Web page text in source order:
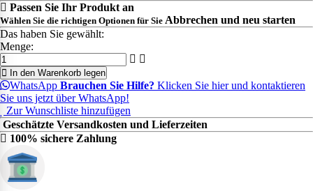
Passen Sie Ihr Produkt an
Wählen Sie die richtigen Optionen für Sie Abbrechen und neu starten
Das haben Sie gewählt:
Menge:
In den Warenkorb legen
WhatsApp Brauchen Sie Hilfe? Klicken Sie hier und kontaktieren
Sie uns jetzt über WhatsApp!
Zur Wunschliste hinzufügen
Geschätzte Versandkosten und Lieferzeiten
100% sichere Zahlung